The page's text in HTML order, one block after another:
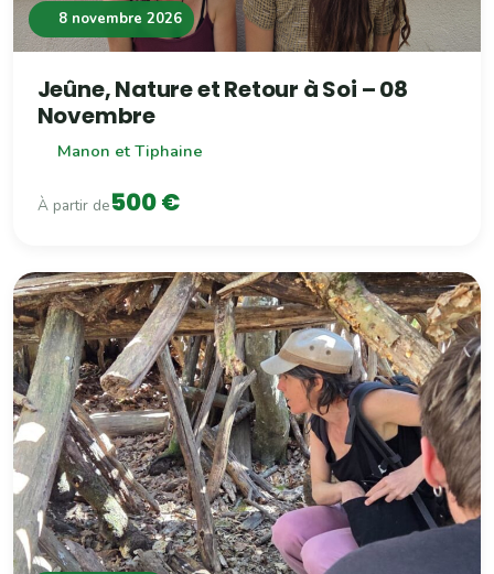
8 novembre 2026
Jeûne, Nature et Retour à Soi – 08
Novembre
Manon et Tiphaine
À partir de500 €